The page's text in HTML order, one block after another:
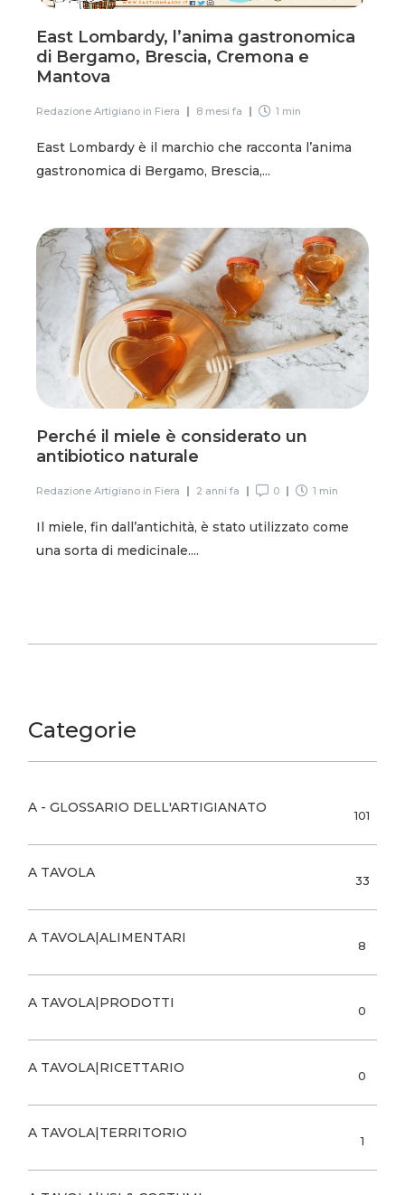
East Lombardy, l’anima gastronomica
di Bergamo, Brescia, Cremona e
Mantova
Redazione Artigiano in Fiera 8 mesi fa 1 min
East Lombardy è il marchio che racconta l’anima
gastronomica di Bergamo, Brescia,...
Perché il miele è considerato un
antibiotico naturale
Redazione Artigiano in Fiera 2 anni fa 0 1 min
Il miele, fin dall’antichità, è stato utilizzato come
una sorta di medicinale....
Categorie
A - GLOSSARIO DELL'ARTIGIANATO 101
A TAVOLA 33
A TAVOLA|ALIMENTARI 8
A TAVOLA|PRODOTTI 0
A TAVOLA|RICETTARIO 0
A TAVOLA|TERRITORIO 1